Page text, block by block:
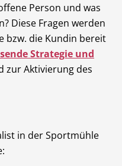
Person und was
Diese Fragen werden
bzw. die Kundin bereit
Strategie und
zur Aktivierung des
in der Sportmühle